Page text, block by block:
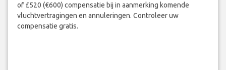
of £520 (€600) compensatie bij in aanmerking komende
vluchtvertragingen en annuleringen. Controleer uw
compensatie gratis.